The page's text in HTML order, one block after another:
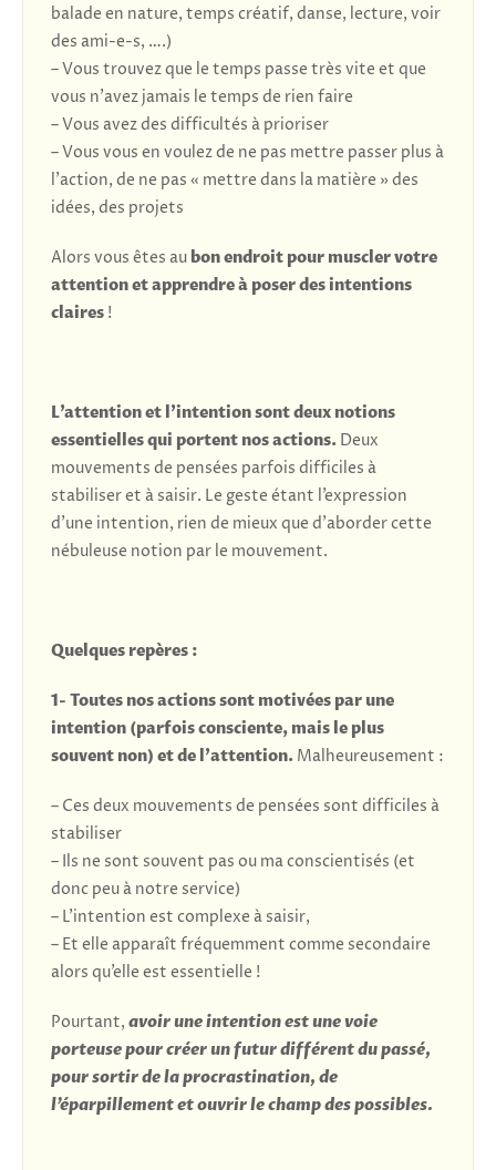
balade en nature, temps créatif, danse, lecture, voir
des ami-e-s, ….)
– Vous trouvez que le temps passe très vite et que
vous n’avez jamais le temps de rien faire
– Vous avez des difficultés à prioriser
– Vous vous en voulez de ne pas mettre passer plus à
l’action, de ne pas « mettre dans la matière » des
idées, des projets
Alors vous êtes au bon endroit pour muscler votre
attention et apprendre à poser des intentions
claires !
L’attention et l’intention sont deux notions
essentielles qui portent nos actions. Deux
mouvements de pensées parfois difficiles à
stabiliser et à saisir. Le geste étant l’expression
d’une intention, rien de mieux que d’aborder cette
nébuleuse notion par le mouvement.
Quelques repères :
1- Toutes nos actions sont motivées par une
intention (parfois consciente, mais le plus
souvent non) et de l’attention. Malheureusement :
– Ces deux mouvements de pensées sont difficiles à
stabiliser
– Ils ne sont souvent pas ou ma conscientisés (et
donc peu à notre service)
– L’intention est complexe à saisir,
– Et elle apparaît fréquemment comme secondaire
alors qu’elle est essentielle !
Pourtant, avoir une intention est une voie
porteuse pour créer un futur différent du passé,
pour sortir de la procrastination, de
l’éparpillement et ouvrir le champ des possibles.